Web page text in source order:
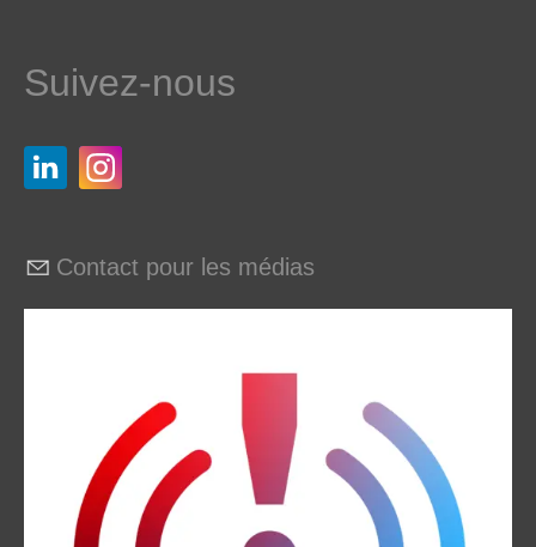
Suivez-nous
Contact pour les médias